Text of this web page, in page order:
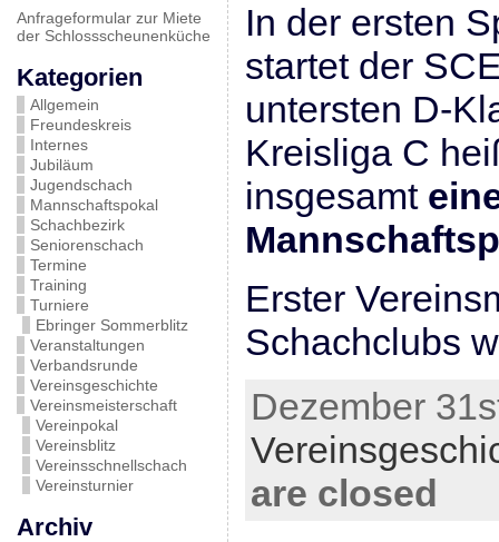
Anfrageformular zur Miete
der Schlossscheunenküche
Kategorien
Allgemein
Freundeskreis
Internes
Jubiläum
Jugendschach
Mannschaftspokal
Schachbezirk
Seniorenschach
Termine
Training
Turniere
Ebringer Sommerblitz
Veranstaltungen
Verbandsrunde
Vereinsgeschichte
Vereinsmeisterschaft
Vereinpokal
Vereinsblitz
Vereinsschnellschach
Vereinsturnier
Archiv
In der ersten
startet der
untersten D-
Kreisliga C
insgesamt
Erster
Schachclubs
Dezember
are closed